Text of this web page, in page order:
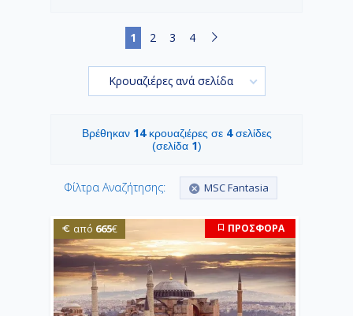
1 2 3 4
Κρουαζιέρες ανά σελίδα
Βρέθηκαν 14κρουαζιέρες σε 4σελίδες
(σελίδα 1)
Φίλτρα Αναζήτησης: MSC Fantasia
από 665€ ΠΡΟΣΦΟΡΑ